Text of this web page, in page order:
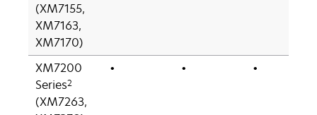
(XM7155,
XM7163,
XM7170)
XM7200
Series2
(XM7263,
• • •